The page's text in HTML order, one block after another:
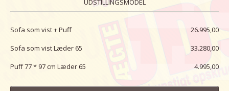
Sofa som vist + Puff
26.995,00
Sofa som vist Læder 65
33.280,00
Puff 77 * 97 cm Læder 65
4.995,00